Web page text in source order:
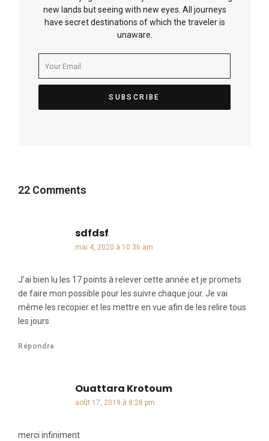
new lands but seeing with new eyes. All journeys
have secret destinations of which the traveler is
unaware.
22 Comments
sdfdsf
mai 4, 2020 à 10:36 am
J’ai bien lu les 17 points à relever cette année et je promets
de faire mon possible pour les suivre chaque jour. Je vai
même les recopier et les mettre en vue afin de les relire tous
les jours
Répondre
Ouattara Krotoumdit :
août 17, 2019 à 8:28 pm
merci infiniment